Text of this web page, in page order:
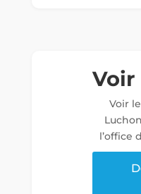
Voir
Voir
l’office